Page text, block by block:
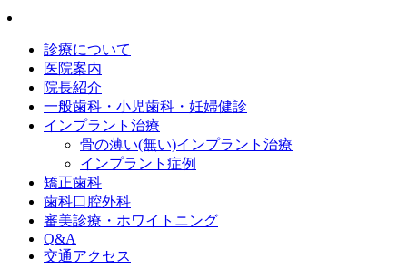
診療について
医院案内
院長紹介
一般歯科・小児歯科・妊婦健診
インプラント治療
骨の薄い(無い)インプラント治療
インプラント症例
矯正歯科
歯科口腔外科
審美診療・ホワイトニング
Q&A
交通アクセス